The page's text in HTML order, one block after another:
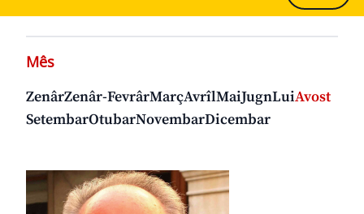
Mês
ZenârZenâr-FevrârMarçAvrîlMaiJugnLuiAvost
SetembarOtubarNovembarDicembar